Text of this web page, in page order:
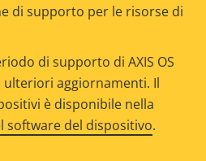
di supporto per le risorse di
di supporto di AXIS OS
aggiornamenti. Il
è disponibile nella
software del dispositivo.